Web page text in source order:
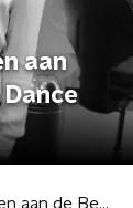
aan
Kimberly wil graag meedoen aan de Beste Zangers en Dance Dance Dance